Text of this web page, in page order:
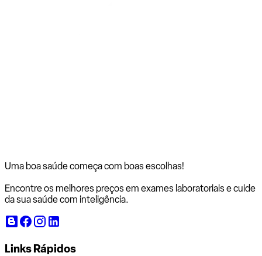
Uma boa saúde começa com boas escolhas!
Encontre os melhores preços em exames laboratoriais e cuide
da sua saúde com inteligência.
Links Rápidos